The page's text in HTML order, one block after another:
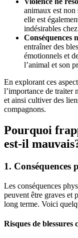
animaux est non
elle est
indésirables
Conséquences
entraîner des
émotionnels et
l’animal et son
En explorant ces
l’importance de traiter
et ainsi cultiver des
compagnons.
Pourquoi
est-il
1. Conséquences
Les conséquences
peuvent être graves et
long terme. Voici
Risques de blessures